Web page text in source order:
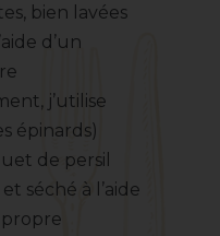
bien lavées
d’un
j’utilise
épinards)
de persil
séché à l’aide